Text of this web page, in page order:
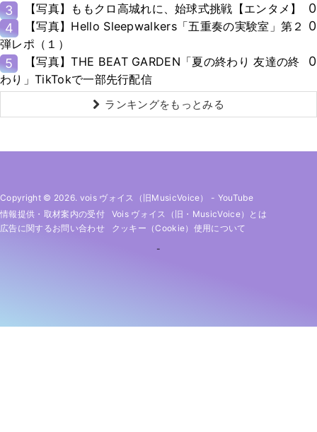
3 【写真】ももクロ高城れに、始球式挑戦【エンタメ】
0
4
【写真】Hello Sleepwalkers「五重奏の実験室」第２
弾レポ（１）
0
5
【写真】THE BEAT GARDEN「夏の終わり 友達の終
わり」TikTokで一部先行配信
0
ランキングをもっとみる
Copyright © 2026. vois ヴォイス（旧MusicVoice） - YouTube
情報提供・取材案内の受付
Vois ヴォイス（旧・MusicVoice）とは
広告に関するお問い合わせ
クッキー（cookie）使用について
-